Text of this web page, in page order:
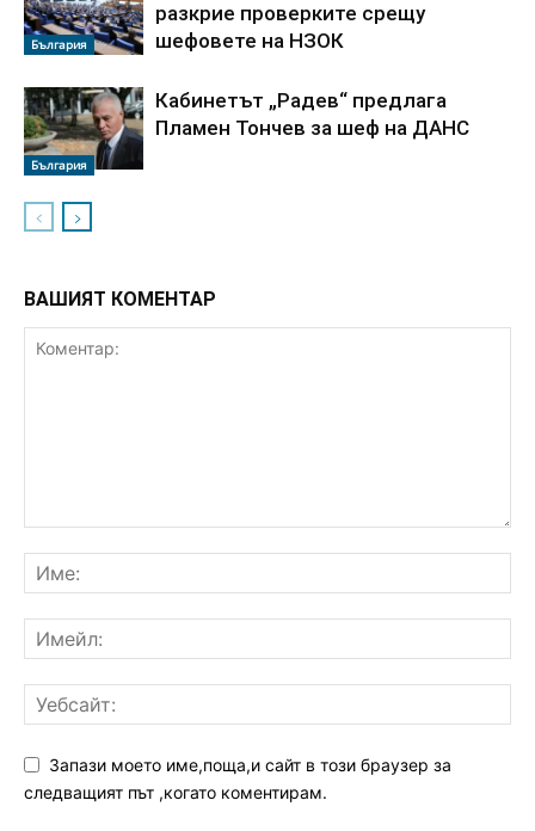
България
разкрие проверките срещу
шефовете на НЗОК
България
Кабинетът „Радев“ предлага
Пламен Тончев за шеф на ДАНС
ВАШИЯТ КОМЕНТАР
Запази моето име,поща,и сайт в този браузер за
следващият път ,когато коментирам.